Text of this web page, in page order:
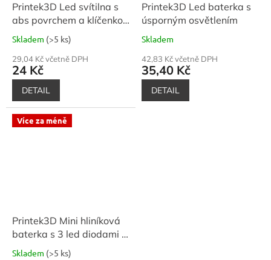
Printek3D Led svítilna s
abs povrchem a klíčenkou
na šňůrce
Skladem (>5 ks)
29,04 Kč včetně DPH
24 Kč
DETAIL
Printek3D Led baterka s
úsporným osvětlením
Skladem
42,83 Kč včetně DPH
35,40 Kč
DETAIL
Více za méně
Printek3D Mini hliníková
baterka s 3 led diodami a
karabinkou - kompaktní
Skladem (>5 ks)